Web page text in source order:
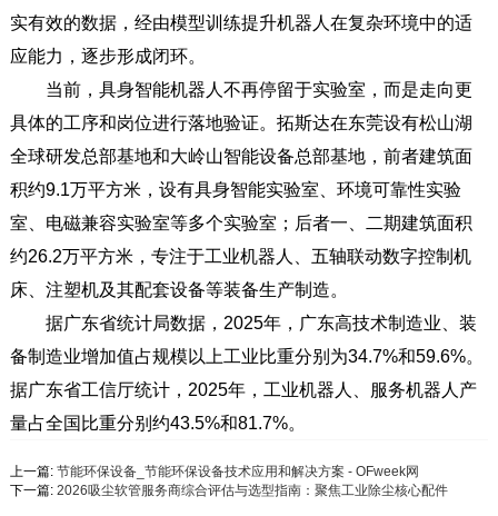
实有效的数据，经由模型训练提升机器人在复杂环境中的适
应能力，逐步形成闭环。
当前，具身智能机器人不再停留于实验室，而是走向更
具体的工序和岗位进行落地验证。拓斯达在东莞设有松山湖
全球研发总部基地和大岭山智能设备总部基地，前者建筑面
积约9.1万平方米，设有具身智能实验室、环境可靠性实验
室、电磁兼容实验室等多个实验室；后者一、二期建筑面积
约26.2万平方米，专注于工业机器人、五轴联动数字控制机
床、注塑机及其配套设备等装备生产制造。
据广东省统计局数据，2025年，广东高技术制造业、装
备制造业增加值占规模以上工业比重分别为34.7%和59.6%。
据广东省工信厅统计，2025年，工业机器人、服务机器人产
量占全国比重分别约43.5%和81.7%。
上一篇: 节能环保设备_节能环保设备技术应用和解决方案 - OFweek网
下一篇: 2026吸尘软管服务商综合评估与选型指南：聚焦工业除尘核心配件